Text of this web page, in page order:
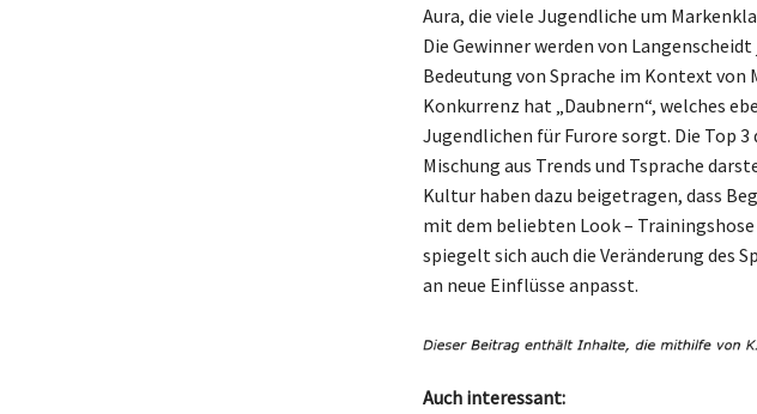
Aura, die viele Jugendliche um
Die Gewinner werden von
Bedeutung von Sprache im Kontext
Konkurrenz hat „Daubnern“, welches
Jugendlichen für Furore sorgt. Die Top
Mischung aus Trends und Tsprache
Kultur haben dazu beigetragen, dass
mit dem beliebten Look –
spiegelt sich auch die Veränderung des
an neue Einflüsse anpasst.
Auch interessant: